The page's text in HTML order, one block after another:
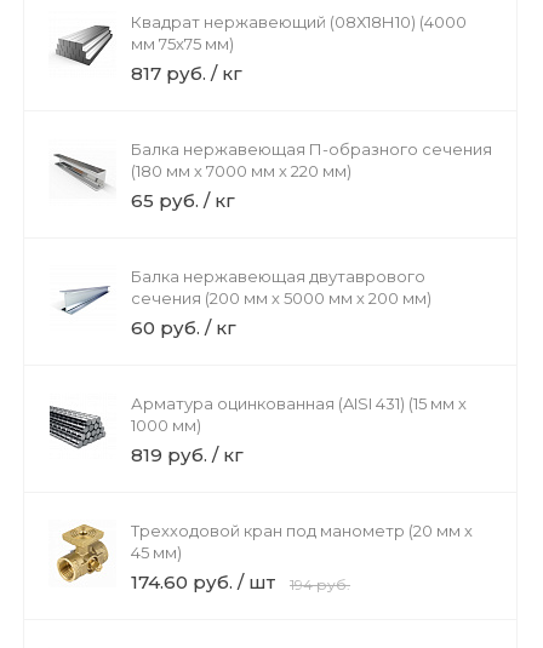
Квадрат нержавеющий (08Х18Н10) (4000
мм 75x75 мм)
817 руб. / кг
Балка нержавеющая П-образного сечения
(180 мм х 7000 мм х 220 мм)
65 руб. / кг
Балка нержавеющая двутаврового
сечения (200 мм х 5000 мм х 200 мм)
60 руб. / кг
Арматура оцинкованная (AISI 431) (15 мм х
1000 мм)
819 руб. / кг
Трехходовой кран под манометр (20 мм х
45 мм)
174.60 руб. / шт 194 руб.